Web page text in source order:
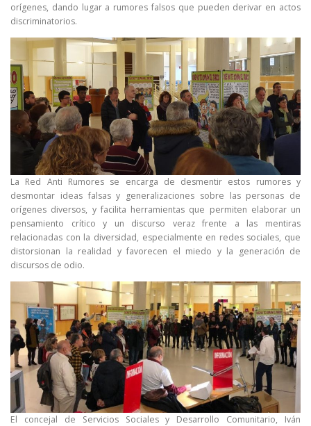
orígenes, dando lugar a rumores falsos que pueden derivar en actos
discriminatorios.
La Red Anti Rumores se encarga de desmentir estos rumores y
desmontar ideas falsas y generalizaciones sobre las personas de
orígenes diversos, y facilita herramientas que permiten elaborar un
pensamiento crítico y un discurso veraz frente a las mentiras
relacionadas con la diversidad, especialmente en redes sociales, que
distorsionan la realidad y favorecen el miedo y la generación de
discursos de odio.
El concejal de Servicios Sociales y Desarrollo Comunitario, Iván